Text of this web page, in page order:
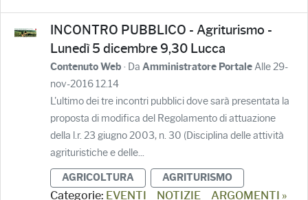
INCONTRO PUBBLICO - Agriturismo -
Lunedì 5 dicembre 9,30 Lucca
Contenuto Web · Da Amministratore PortaleAlle 29-
nov-2016 12.14
L'ultimo dei tre incontri pubblici dove sarà presentata la
proposta di modifica del Regolamento di attuazione
della l.r. 23 giugno 2003, n. 30 (Disciplina delle attività
agrituristiche e delle...
AGRICOLTURA AGRITURISMO
Categorie: EVENTI NOTIZIE
ARGOMENTI »